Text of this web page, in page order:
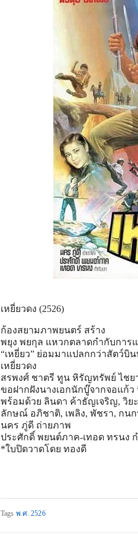
เหยี่ยวดง (2526)
ก้องสยามภาพยนตร์ สร้าง
พยุง พยกุล แหวกตลาดกำกับการ
“เหยี่ยว” ย่อมมาแปลกกว่าสัตว์บิ
เหยี่ยวดง
สรพงศ์ ชาตรี ทูน หิรัญทรัพย์ ไชย
ขอฝากฝังนางเอกนักบู๊จากจอแก้
พร้อมด้วย ลินดา ค้าธัญเจริญ, วิย
ลักษณ์ อภิชาติ, เพลิง, พัชรา, กนก
นคร ภู่ดี ถ่ายภาพ
ประศักดิ์ พยนต์ภาค-เทอด ทรนง
*ใบปิดวาดโดย ทองดี
Tags พ.ศ. 2526